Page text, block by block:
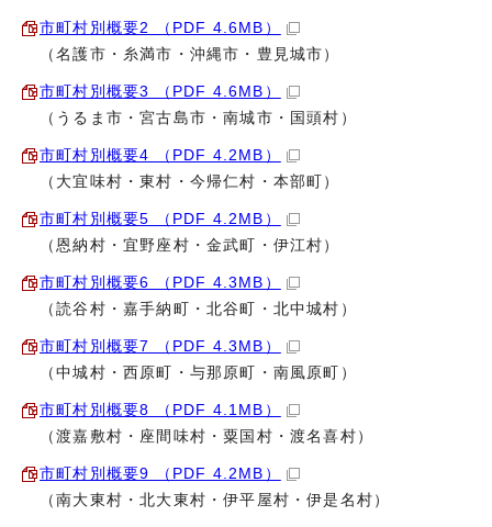
市町村別概要2 （PDF 4.6MB）
（名護市・糸満市・沖縄市・豊見城市）
市町村別概要3 （PDF 4.6MB）
（うるま市・宮古島市・南城市・国頭村）
市町村別概要4 （PDF 4.2MB）
（大宜味村・東村・今帰仁村・本部町）
市町村別概要5 （PDF 4.2MB）
（恩納村・宜野座村・金武町・伊江村）
市町村別概要6 （PDF 4.3MB）
（読谷村・嘉手納町・北谷町・北中城村）
市町村別概要7 （PDF 4.3MB）
（中城村・西原町・与那原町・南風原町）
市町村別概要8 （PDF 4.1MB）
（渡嘉敷村・座間味村・粟国村・渡名喜村）
市町村別概要9 （PDF 4.2MB）
（南大東村・北大東村・伊平屋村・伊是名村）